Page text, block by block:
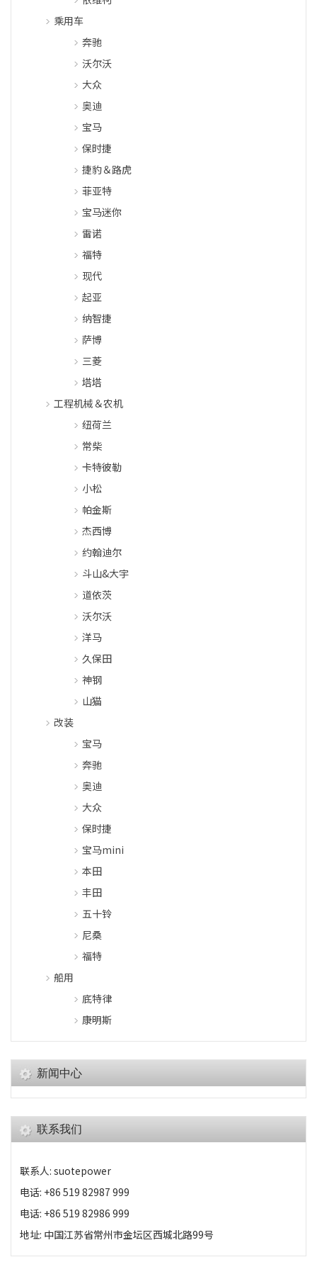
乘用车
奔驰
沃尔沃
大众
奥迪
宝马
保时捷
捷豹＆路虎
菲亚特
宝马迷你
雷诺
福特
现代
起亚
纳智捷
萨博
三菱
塔塔
工程机械＆农机
纽荷兰
常柴
卡特彼勒
小松
帕金斯
杰西博
约翰迪尔
斗山&大宇
道依茨
沃尔沃
洋马
久保田
神钢
山猫
改装
宝马
奔驰
奥迪
大众
保时捷
宝马mini
本田
丰田
五十铃
尼桑
福特
船用
底特律
康明斯
新闻中心
联系我们
联系人: suotepower
电话: +86 519 82987 999
电话: +86 519 82986 999
地址: 中国江苏省常州市金坛区西城北路99号